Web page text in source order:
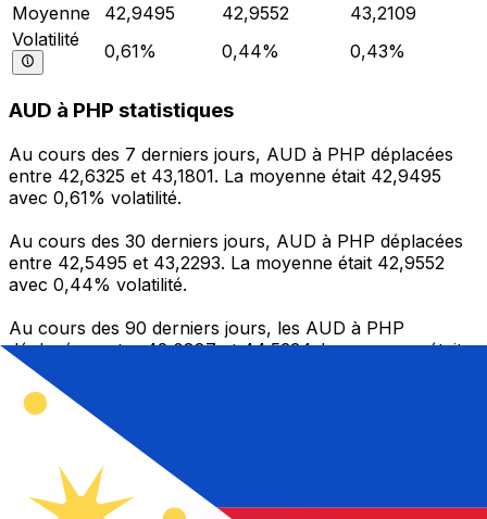
Moyenne
42,9495 42,9552
43,2109
Volatilité
0,61% 0,44% 0,43%
AUD à PHP statistiques
Au cours des 7 derniers jours, AUD à PHP déplacées
entre 42,6325 et 43,1801. La moyenne était 42,9495
avec 0,61% volatilité.
Au cours des 30 derniers jours, AUD à PHP déplacées
entre 42,5495 et 43,2293. La moyenne était 42,9552
avec 0,44% volatilité.
Au cours des 90 derniers jours, les AUD à PHP
déplacées entre 42,0887 et 44,5334. La moyenne était
43,2109 avec 0,43% volatilité.
Envoyer de l’argent
Gérez votre argent et vos devises lorsque vous
êtes en déplacement